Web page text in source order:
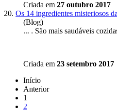
Criada em 27 outubro 2017
20. Os 14 ingredientes misteriosos
(Blog)
... . São mais saudáveis
Criada em 23 setembro 2017
Início
Anterior
1
2